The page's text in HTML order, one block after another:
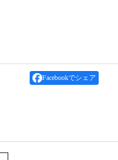
Facebookでシェア